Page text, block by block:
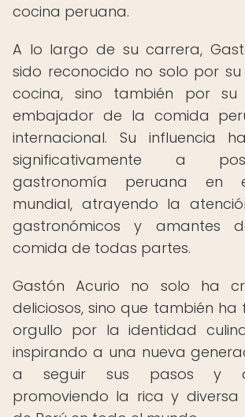
cocina peruana.
A lo largo de su carrera,
sido reconocido no solo por
cocina, sino también por
embajador de la comida
internacional. Su influencia
significativamente a
gastronomía peruana en
mundial, atrayendo la
gastronómicos y amantes
comida de todas partes.
Gastón Acurio no solo ha
deliciosos, sino que también
orgullo por la identidad
inspirando a una nueva
a seguir sus pasos y
promoviendo la rica y diversa